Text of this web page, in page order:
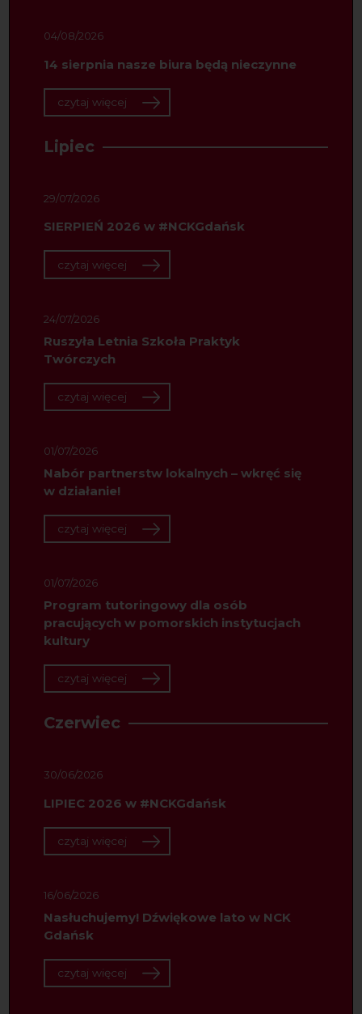
04/08/2026
14 sierpnia nasze biura będą nieczynne
czytaj więcej
Lipiec
29/07/2026
SIERPIEŃ 2026 w #NCKGdańsk
czytaj więcej
24/07/2026
Ruszyła Letnia Szkoła Praktyk
Twórczych
czytaj więcej
01/07/2026
Nabór partnerstw lokalnych – wkręć się
w działanie!
czytaj więcej
01/07/2026
Program tutoringowy dla osób
pracujących w pomorskich instytucjach
kultury
czytaj więcej
Czerwiec
30/06/2026
LIPIEC 2026 w #NCKGdańsk
czytaj więcej
16/06/2026
Nasłuchujemy! Dźwiękowe lato w NCK
Gdańsk
czytaj więcej